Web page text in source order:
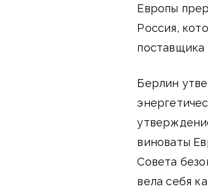
Европы
Россия,
поставщика
Берлин
виноваты
Совета
вела себя